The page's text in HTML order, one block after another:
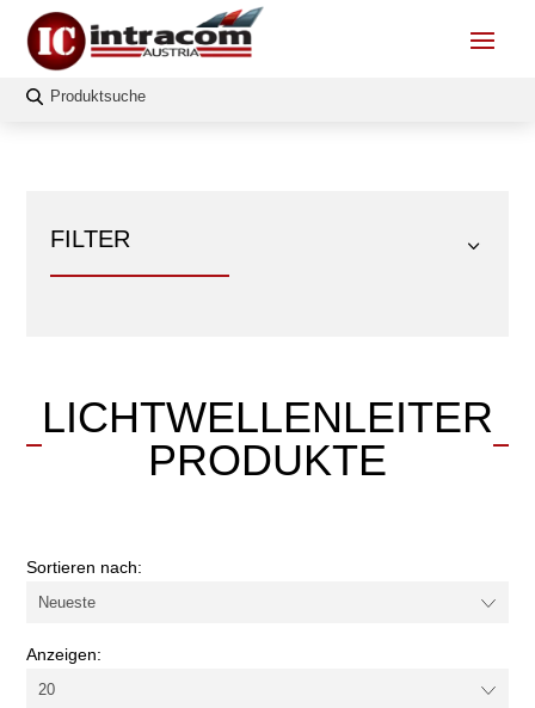
FILTER
FILTERN
Farbe
Faserqualität
LICHTWELLENLEITER
PRODUKTE
Sortieren nach:
Anzeigen: